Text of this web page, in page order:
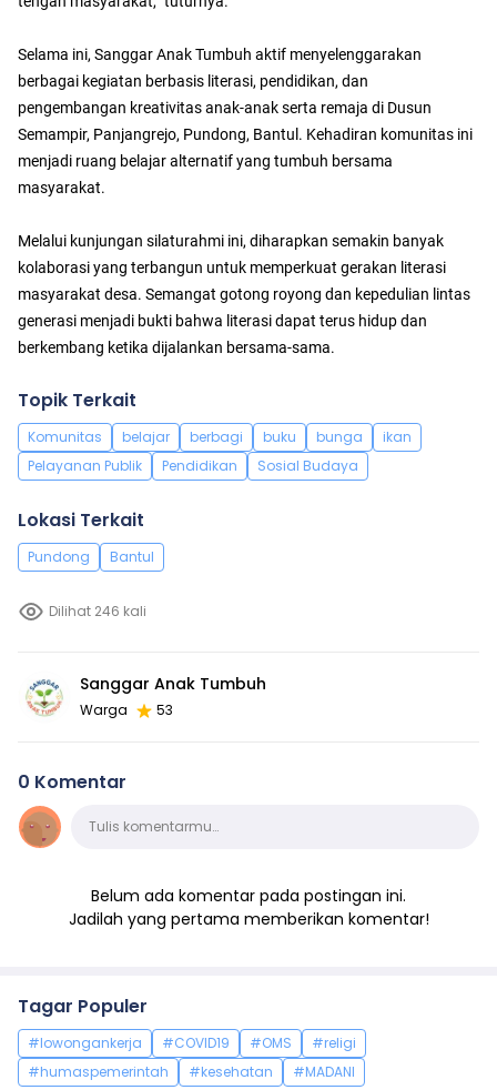
Selama ini, Sanggar Anak Tumbuh aktif menyelenggarakan
berbagai kegiatan berbasis literasi, pendidikan, dan
pengembangan kreativitas anak-anak serta remaja di Dusun
Semampir, Panjangrejo, Pundong, Bantul. Kehadiran komunitas ini
menjadi ruang belajar alternatif yang tumbuh bersama
masyarakat.
Melalui kunjungan silaturahmi ini, diharapkan semakin banyak
kolaborasi yang terbangun untuk memperkuat gerakan literasi
masyarakat desa. Semangat gotong royong dan kepedulian lintas
generasi menjadi bukti bahwa literasi dapat terus hidup dan
berkembang ketika dijalankan bersama-sama.
Topik Terkait
Komunitas belajar berbagi buku bunga
ikan
Pelayanan Publik
Pendidikan Sosial Budaya
Lokasi Terkait
Pundong Bantul
Dilihat 246 kali
Sanggar Anak Tumbuh
Warga 53
0 Komentar
KomentarTulis komentarmu…
Belum ada komentar pada postingan ini.
Jadilah yang pertama memberikan komentar!
Tagar Populer
#lowongankerja #COVID19 #OMS
#religi
#humaspemerintah
#kesehatan #MADANI